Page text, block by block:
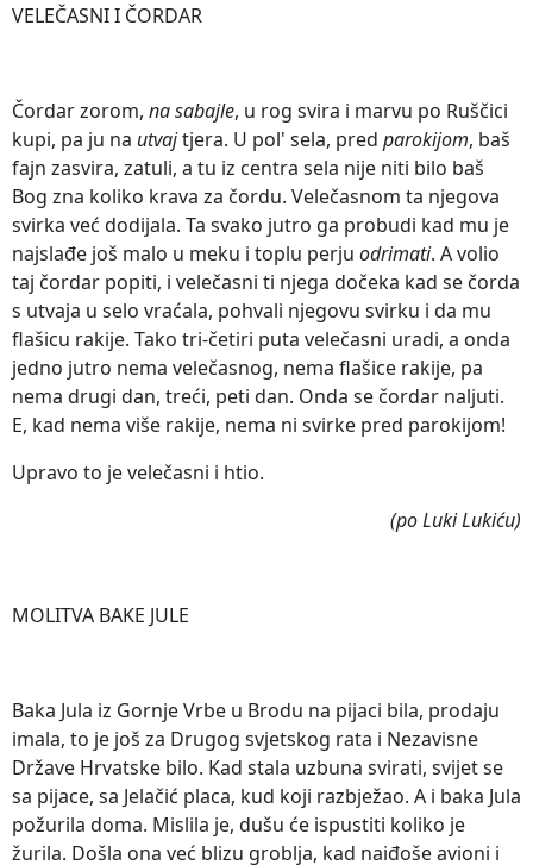
VELEČASNI I ČORDAR
Čordar zorom, na sabajle, u rog svira i marvu po Ruščici
kupi, pa ju na utvajtjera. U pol' sela, pred parokijom, baš
fajn zasvira, zatuli, a tu iz centra sela nije niti bilo baš
Bog zna koliko krava za čordu. Velečasnom ta njegova
svirka već dodijala. Ta svako jutro ga probudi kad mu je
najslađe još malo u meku i toplu perju odrimati. A volio
taj čordar popiti, i velečasni ti njega dočeka kad se čorda
s utvaja u selo vraćala, pohvali njegovu svirku i da mu
flašicu rakije. Tako tri-četiri puta velečasni uradi, a onda
jedno jutro nema velečasnog, nema flašice rakije, pa
nema drugi dan, treći, peti dan. Onda se čordar naljuti.
E, kad nema više rakije, nema ni svirke pred parokijom!
Upravo to je velečasni i htio.
(po Luki Lukiću)
MOLITVA BAKE JULE
Baka Jula iz Gornje Vrbe u Brodu na pijaci bila, prodaju
imala, to je još za Drugog svjetskog rata i Nezavisne
Države Hrvatske bilo. Kad stala uzbuna svirati, svijet se
sa pijace, sa Jelačić placa, kud koji razbježao. A i baka Jula
požurila doma. Mislila je, dušu će ispustiti koliko je
žurila. Došla ona već blizu groblja, kad naiđoše avioni i